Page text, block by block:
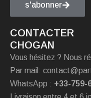
s'abonner
CONTACTER
CHOGAN
Vous hésitez ? Nous
Par mail:
WhatsApp : +33-759-